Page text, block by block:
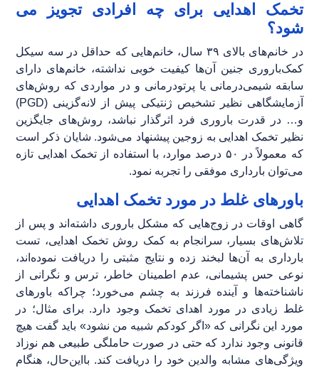
تخمک اهدایی برای چه افرادی تجویز می
شود؟
در خانم‌های بالای ۳۹ سال، خانم‌هایی که حداقل در سه سیکل
کمک‌باروری جنین آن‌ها کیفیت خوبی نداشته، خانم‌های دارای
سابقه شیمی‌درمانی یا پرتودرمانی و در مواردی که روش‌های
آزمایشگاهی نظیر تشخیص ژنتیکی پیش از لانه‌گزینی (PGD)
و… در قدرت باروری فرد اثرگذار نباشد، روش‌های جایگزین
نظیر تخمک اهدایی به زوجین پیشنهاد می‌شود. شایان ذکر است
که معمولاً در ۵۰ درصد موارد، با استفاده از تخمک اهدایی تازه
می‌توان بارداری موفقی را تجربه نمود.
باورهای غلط در مورد تخمک اهدایی
گاهی اوقات در زوج‌هایی که مشکل باروری داشته‌اند و پس از
تلاش‌های بسیار، سرانجام به کمک روش تخمک اهدایی، تست
بارداری به آن‌ها لبخند زده و نتایج مثبتی را دریافت نموده‌اند،
نوعی حس پشیمانی، عدم اطمینان خاطر، ترس و نگرانی از
ناشناخته‌ها و آینده فرزند به چشم می‌خورد؛ چراکه باورهای
غلط زیادی در مورد اهدای تخمک وجود دارد. برای مثال؛ در
مورد این نگرانی که «اگر کودکم شبیه من نشود» باید گفت هیچ
قانونی وجود ندارد که حتی در صورت حاملگی طبیعی هم نوزاد
ویژگی‌های مشابه والدین خود را دریافت کند. بااین‌حال، هنگام